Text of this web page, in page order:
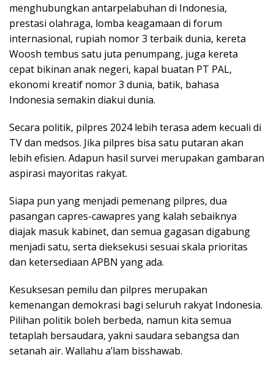
menghubungkan antarpelabuhan di Indonesia,
prestasi olahraga, lomba keagamaan di forum
internasional, rupiah nomor 3 terbaik dunia, kereta
Woosh tembus satu juta penumpang, juga kereta
cepat bikinan anak negeri, kapal buatan PT PAL,
ekonomi kreatif nomor 3 dunia, batik, bahasa
Indonesia semakin diakui dunia.
Secara politik, pilpres 2024 lebih terasa adem kecuali di
TV dan medsos. Jika pilpres bisa satu putaran akan
lebih efisien. Adapun hasil survei merupakan gambaran
aspirasi mayoritas rakyat.
Siapa pun yang menjadi pemenang pilpres, dua
pasangan capres-cawapres yang kalah sebaiknya
diajak masuk kabinet, dan semua gagasan digabung
menjadi satu, serta dieksekusi sesuai skala prioritas
dan ketersediaan APBN yang ada.
Kesuksesan pemilu dan pilpres merupakan
kemenangan demokrasi bagi seluruh rakyat Indonesia.
Pilihan politik boleh berbeda, namun kita semua
tetaplah bersaudara, yakni saudara sebangsa dan
setanah air. Wallahu a’lam bisshawab.